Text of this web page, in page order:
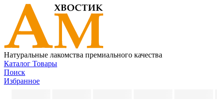
Натуральные лакомства премиального качества
Каталог Товары
Поиск
Избранное